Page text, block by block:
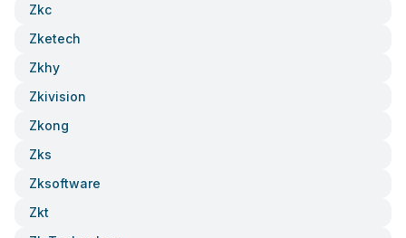
Zkc
Zketech
Zkhy
Zkivision
Zkong
Zks
Zksoftware
Zkt